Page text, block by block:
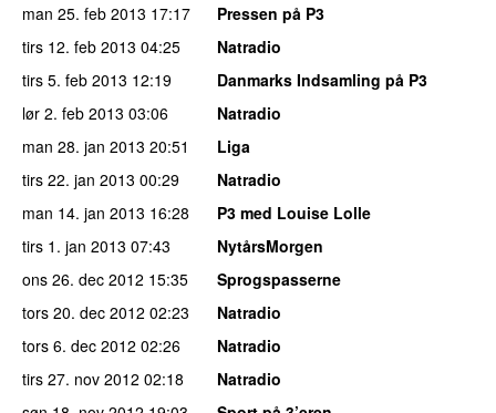
man 25. feb 2013 17:17
Pressen på P3
tirs 12. feb 2013 04:25
Natradio
tirs 5. feb 2013 12:19
Danmarks Indsamling på P3
lør 2. feb 2013 03:06
Natradio
man 28. jan 2013 20:51
Liga
tirs 22. jan 2013 00:29
Natradio
man 14. jan 2013 16:28
P3 med Louise Lolle
tirs 1. jan 2013 07:43
NytårsMorgen
ons 26. dec 2012 15:35
Sprogspasserne
tors 20. dec 2012 02:23
Natradio
tors 6. dec 2012 02:26
Natradio
tirs 27. nov 2012 02:18
Natradio